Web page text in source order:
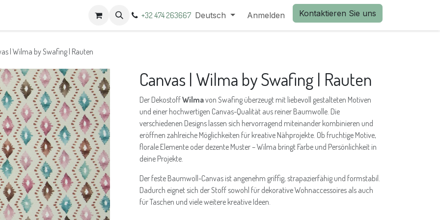
+32 474 263667 Deutsch Anmelden Kontaktieren Sie uns
| Wilma by Swafing | Rauten
Canvas | Wilma by Swafing | Rauten
Der DekostoffWilmavon Swafing überzeugt mit liebevoll gestalteten Motiven
und einer hochwertigen Canvas-Qualität aus reiner Baumwolle. Die
verschiedenen Designs lassen sich hervorragend miteinander kombinieren und
eröffnen zahlreiche Möglichkeiten für kreative Nähprojekte. Ob fruchtige Motive,
florale Elemente oder dezente Muster – Wilma bringt Farbe und Persönlichkeit in
deine Projekte.
Der feste Baumwoll-Canvas ist angenehm griffig, strapazierfähig und formstabil.
Dadurch eignet sich der Stoff sowohl für dekorative Wohnaccessoires als auch
für Taschen und viele weitere kreative Ideen.